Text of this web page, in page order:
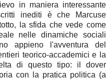
in maniera interessante
inediti è che Marcuse
la sfida che vede come
nelle dinamiche sociali
appieno l'avventura del
teorico-accademici e la
di questo tipo: il dover
con la pratica politica (a